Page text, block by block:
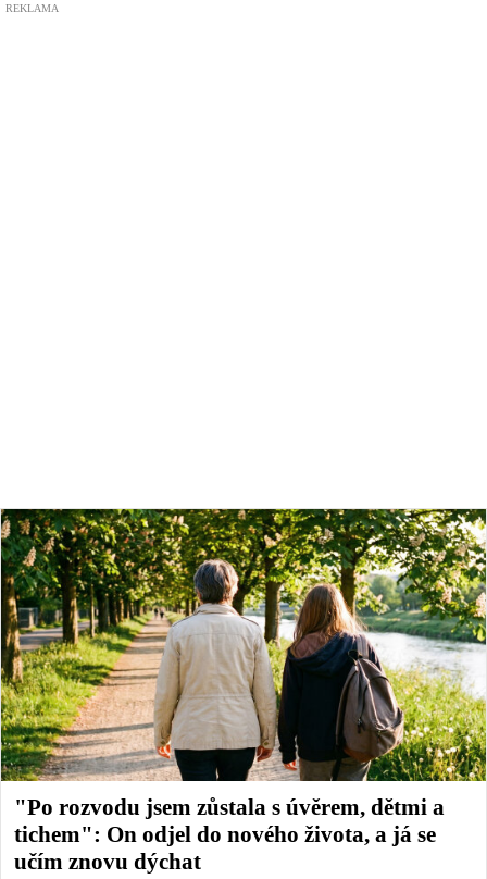
REKLAMA
"Po rozvodu jsem zůstala s úvěrem, dětmi a
tichem": On odjel do nového života, a já se
učím znovu dýchat